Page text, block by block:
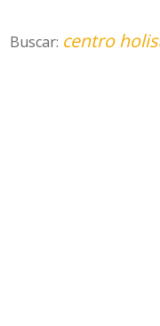
Buscar: centro